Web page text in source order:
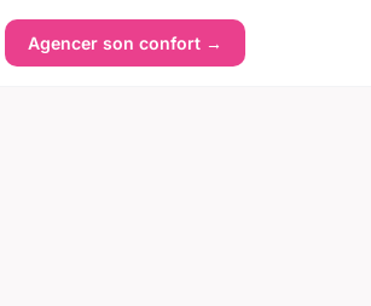
Agencer son confort →